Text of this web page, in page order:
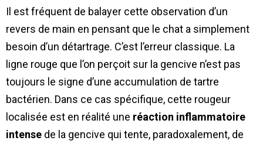
Il est fréquent de balayer cette observation d’un
revers de main en pensant que le chat a simplement
besoin d’un détartrage. C’est l’erreur classique. La
ligne rouge que l’on perçoit sur la gencive n’est pas
toujours le signe d’une accumulation de tartre
bactérien. Dans ce cas spécifique, cette rougeur
localisée est en réalité une réaction inflammatoire
intense de la gencive qui tente, paradoxalement, de